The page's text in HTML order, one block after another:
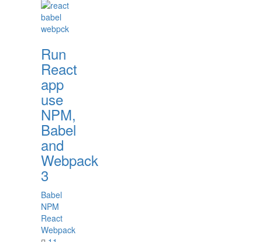
Run
React
app
use
NPM,
Babel
and
Webpack
3
Babel
NPM
React
Webpack